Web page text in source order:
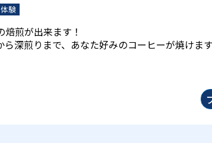
験
煎が出来ます！
ら深煎りまで、あなた好みのコーヒーが焼けま